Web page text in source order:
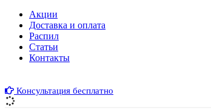
Акции
Доставка и оплата
Распил
Cтатьи
Контакты
Консультация бесплатно